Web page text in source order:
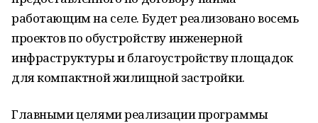
работающим на селе. Будет реализовано восемь
проектов по обустройству инженерной
инфраструктуры и благоустройству площадок
для компактной жилищной застройки.
Главными целями реализации программы